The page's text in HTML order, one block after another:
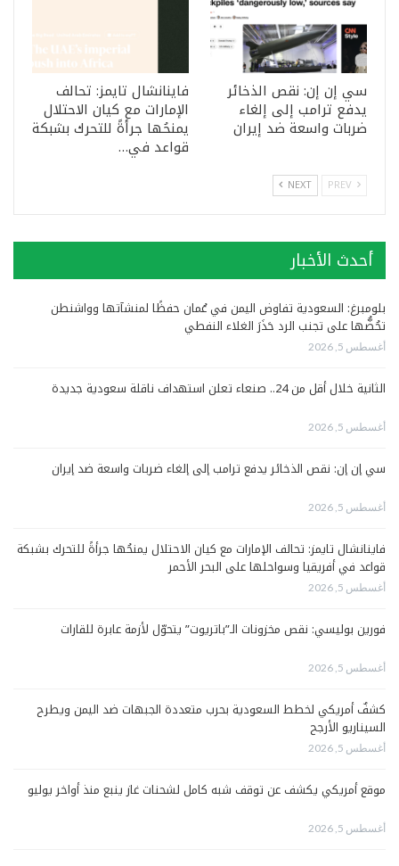
سي إن إن: نقص الذخائر
يدفع ترامب إلى إلغاء
ضربات واسعة ضد إيران
فاينانشال تايمز: تحالف
الإمارات مع كيان الاحتلال
يمنحُها جرأةً للتحرك بشبكة
قواعد في…
NEXT
أحدث الأخبار
بلومبرغ: السعودية تفاوض اليمن في عُمان حفظًا لمنشآتها وواشنطن
تحُضُّها على تجنب الرد حَذَرَ الغلاء النفطي
أغسطس 5, 2026
الثانية خلال أقل من 24.. صنعاء تعلن استهداف ناقلة سعودية جديدة
أغسطس 5, 2026
سي إن إن: نقص الذخائر يدفع ترامب إلى إلغاء ضربات واسعة ضد إيران
أغسطس 5, 2026
فاينانشال تايمز: تحالف الإمارات مع كيان الاحتلال يمنحُها جرأةً للتحرك بشبكة
قواعد في أفريقيا وسواحلها على البحر الأحمر
أغسطس 5, 2026
فورين بوليسي: نقص مخزونات الـ”باتريوت” يتحوّل لأزمة عابرة للقارات
أغسطس 5, 2026
كشفٌ أمريكي لخطط السعودية بحرب متعددة الجبهات ضد اليمن ويطرح
السيناريو الأرجح
أغسطس 5, 2026
موقع أمريكي يكشف عن توقف شبه كامل لشحنات غاز ينبع منذ أواخر يوليو
أغسطس 5, 2026